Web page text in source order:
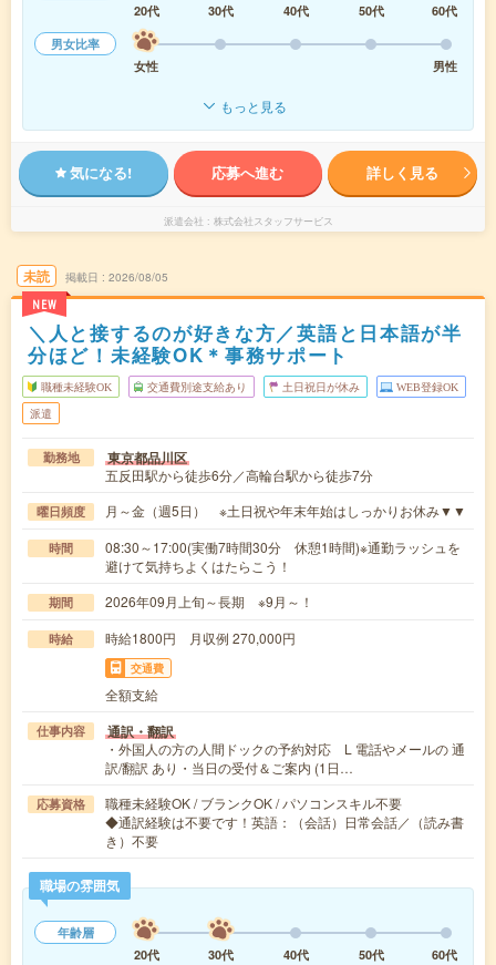
20代
30代 40代 50代
60代
男女比率
女性
男性
もっと見る
気になる! 応募へ進む 詳しく見る
派遣会社 株式会社スタッフサービス
未読
NEW
掲載日 2026/08/05
＼人と接するのが好きな方／英語と日本語が半
分ほど！未経験OK＊事務サポート
職種未経験OK 交通費別途支給あり 土日祝日が休み WEB登録OK
派遣
勤務地 東京都品川区
五反田駅から徒歩6分／高輪台駅から徒歩7分
曜日頻度 月～金（週5日） ※土日祝や年末年始はしっかりお休み▼▼
時間
08:30～17:00(実働7時間30分 休憩1時間)※通勤ラッシュを
避けて気持ちよくはたらこう！
期間 2026年09月上旬～長期 ※9月～！
時給 時給1800円 月収例 270,000円
交通費
全額支給
仕事内容 通訳・翻訳
・外国人の方の人間ドックの予約対応 L 電話やメールの 通
訳/翻訳 あり・当日の受付＆ご案内 (1日…
応募資格
職種未経験OK / ブランクOK / パソコンスキル不要
◆通訳経験は不要です！英語：（会話）日常会話／（読み書
き）不要
職場の雰囲気
年齢層
20代
30代 40代 50代
60代